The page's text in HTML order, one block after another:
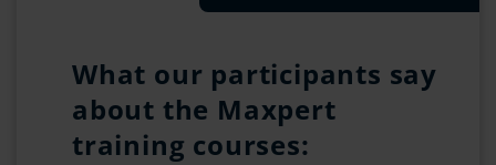
What our participants say
about the Maxpert
training courses: